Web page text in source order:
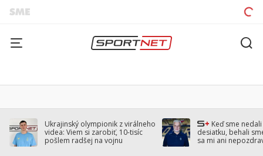
Ukrajinský olympionik z virálneho
videa: Viem si zarobiť, 10-tisíc
pošlem radšej na vojnu
Keď sme
desiatku, behali
sa mi ani